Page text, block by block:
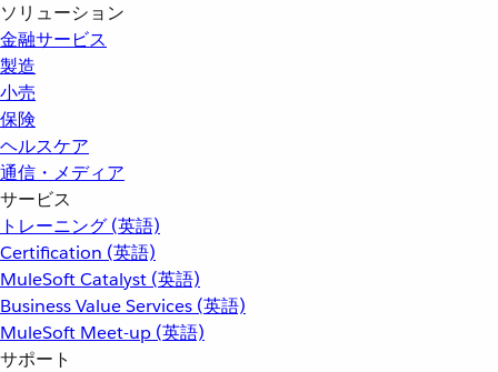
ソリューション
金融サービス
製造
小売
保険
ヘルスケア
通信・メディア
サービス
トレーニング (英語)
Certification (英語)
MuleSoft Catalyst (英語)
Business Value Services (英語)
MuleSoft Meet-up (英語)
サポート